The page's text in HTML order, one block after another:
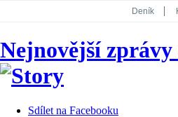
Deník
Koktejl
Nejnovější zprávy
Sdílet na Facebooku